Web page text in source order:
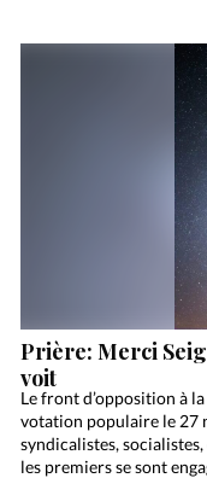
Prière: Merci
voit
Le front d’opposition à
votation populaire le 27
syndicalistes,
les premiers se sont